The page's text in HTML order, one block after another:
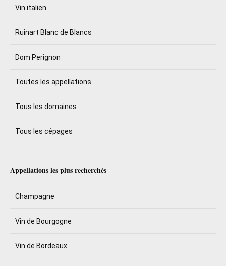
Vin italien
Ruinart Blanc de Blancs
Dom Perignon
Toutes les appellations
Tous les domaines
Tous les cépages
Appellations les plus recherchés
Champagne
Vin de Bourgogne
Vin de Bordeaux